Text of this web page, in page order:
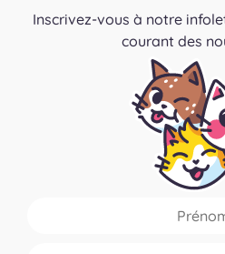
Inscrivez-vous à notre
courant des